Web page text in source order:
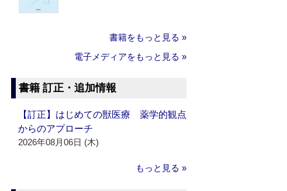
書籍をもっと見る »
電子メディアをもっと見る »
書籍 訂正・追加情報
【訂正】はじめての獣医療 薬学的観点
からのアプローチ
2026年08月06日 (木)
もっと見る »